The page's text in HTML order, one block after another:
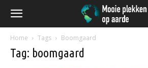
Home Tags Boomgaard
Tag: boomgaard